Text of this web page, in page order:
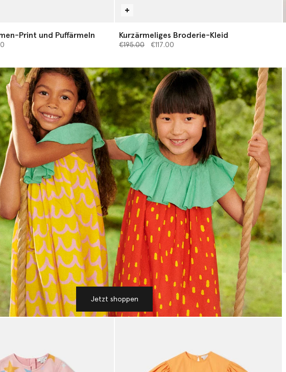
Print und Puffärmeln Kurzärmeliges Broderie-Kleid
Preis reduziert von
€195.00bis€117.00
Jetzt shoppen